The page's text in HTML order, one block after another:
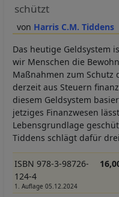
Harris C.M. Tiddens
schützt
Das heutige Geldsystem
wir Menschen die
Maßnahmen zum Schutz
derzeit aus Steuern
diesem Geldsystem
jetziges Finanzwesen
Lebensgrundlage
Tiddens schlägt dafür
ISBN 978-3-98726-
124-4
1. Auflage 05.12.2024